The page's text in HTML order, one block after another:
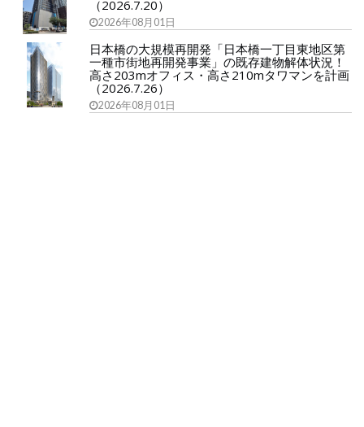
（2026.7.20）
2026年08月01日
日本橋の大規模再開発「日本橋一丁目東地区第
一種市街地再開発事業」の既存建物解体状況！
高さ203mオフィス・高さ210mタワマンを計画
（2026.7.26）
2026年08月01日